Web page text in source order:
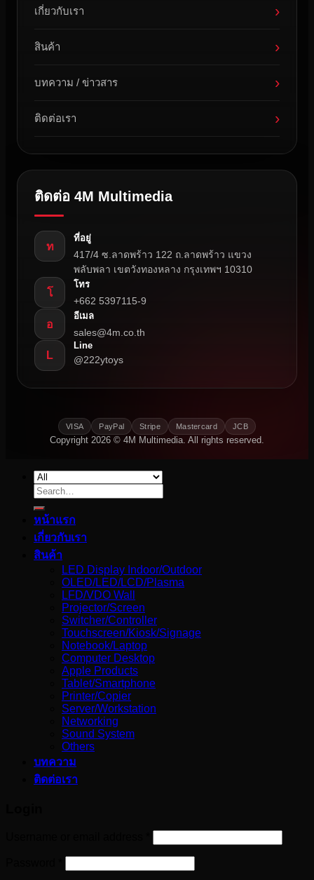
เกี่ยวกับเรา ›
สินค้า ›
บทความ / ข่าวสาร ›
ติดต่อเรา ›
ติดต่อ 4M Multimedia
ท
ที่อยู่
417/4 ซ.ลาดพร้าว 122 ถ.ลาดพร้าว แขวง
พลับพลา เขตวังทองหลาง กรุงเทพฯ 10310
โ
โทร
+662 5397115-9
อ
อีเมล
sales@4m.co.th
L
Line
@222ytoys
VISA PayPal Stripe Mastercard JCB
Copyright 2026 © 4M Multimedia. All rights reserved.
Search
for:
หน้าแรก
เกี่ยวกับเรา
สินค้า
LED Display Indoor/Outdoor
OLED/LED/LCD/Plasma
LFD/VDO Wall
Projector/Screen
Switcher/Controller
Touchscreen/Kiosk/Signage
Notebook/Laptop
Computer Desktop
Apple Products
Tablet/Smartphone
Printer/Copier
Server/Workstation
Networking
Sound System
Others
บทความ
ติดต่อเรา